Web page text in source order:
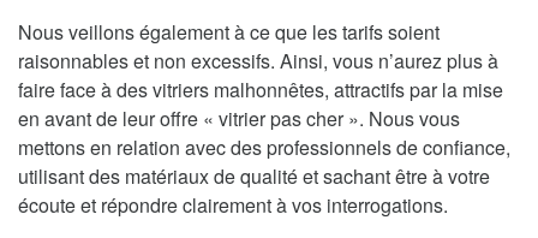
Nous veillons également à ce que les tarifs soient
raisonnables et non excessifs. Ainsi, vous n’aurez plus à
faire face à des vitriers malhonnêtes, attractifs par la mise
en avant de leur offre « vitrier pas cher ». Nous vous
mettons en relation avec des professionnels de confiance,
utilisant des matériaux de qualité et sachant être à votre
écoute et répondre clairement à vos interrogations.